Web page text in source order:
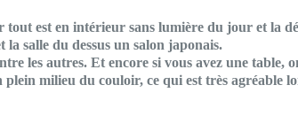
est en intérieur sans lumière du jour et la
la salle du dessus un salon japonais.
les autres. Et encore si vous avez une table,
milieu du couloir, ce qui est très agréable